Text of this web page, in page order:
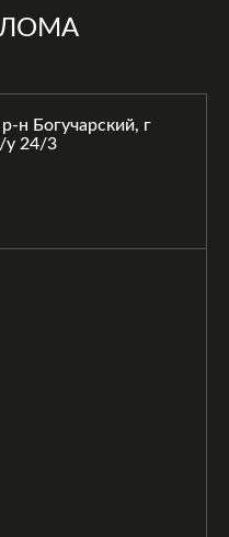
н Богучарский, г
у 24/3